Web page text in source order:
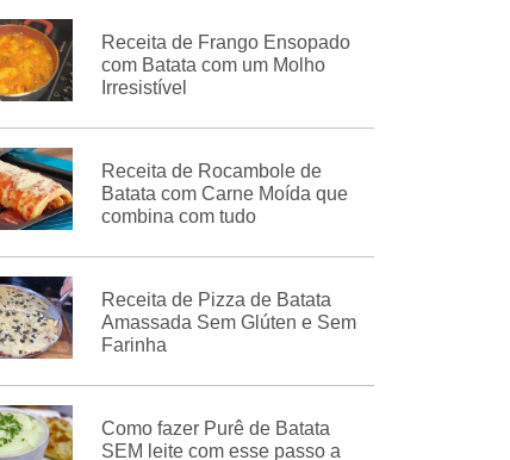
Receita de Frango Ensopado
com Batata com um Molho
Irresistível
Receita de Rocambole de
Batata com Carne Moída que
combina com tudo
Receita de Pizza de Batata
Amassada Sem Glúten e Sem
Farinha
Como fazer Purê de Batata
SEM leite com esse passo a